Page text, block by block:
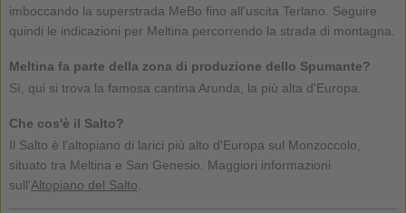
imboccando la superstrada MeBo fino all'uscita Terlano. Seguire
quindi le indicazioni per Meltina percorrendo la strada di montagna.
Meltina fa parte della zona di produzione dello Spumante?
Sì, qui si trova la famosa cantina Arunda, la più alta d'Europa.
Che cos'è il Salto?
Il Salto è l'altopiano di larici più alto d'Europa sul Monzoccolo,
situato tra Meltina e San Genesio. Maggiori informazioni
sull'Altopiano del Salto.